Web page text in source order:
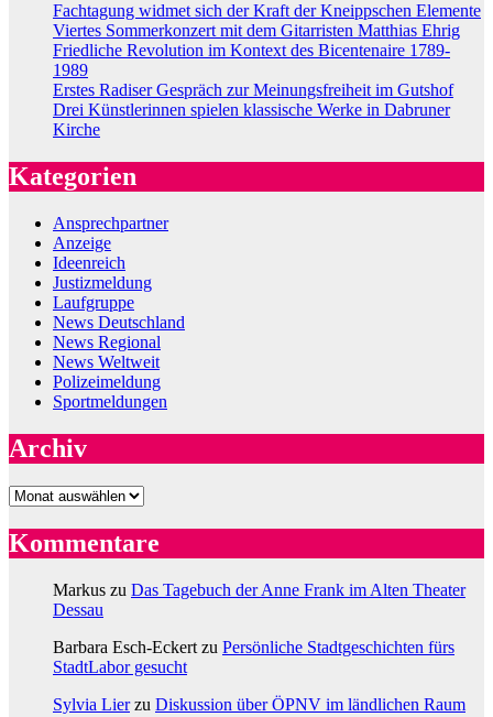
Fachtagung widmet sich der Kraft der Kneippschen Elemente
Viertes Sommerkonzert mit dem Gitarristen Matthias Ehrig
Friedliche Revolution im Kontext des Bicentenaire 1789-
1989
Erstes Radiser Gespräch zur Meinungsfreiheit im Gutshof
Drei Künstlerinnen spielen klassische Werke in Dabruner
Kirche
Kategorien
Ansprechpartner
Anzeige
Ideenreich
Justizmeldung
Laufgruppe
News Deutschland
News Regional
News Weltweit
Polizeimeldung
Sportmeldungen
Archiv
Archiv
Kommentare
Markus zu Das Tagebuch der Anne Frank im Alten Theater
Dessau
Barbara Esch-Eckert zu Persönliche Stadtgeschichten fürs
StadtLabor gesucht
Sylvia Lierzu Diskussion über ÖPNV im ländlichen Raum